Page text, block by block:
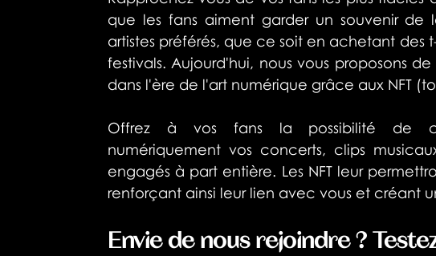
que les fans aiment garder un souvenir de
artistes préférés, que ce soit en achetant des
festivals. Aujourd'hui, nous vous proposons
dans l'ère de l'art numérique grâce aux NFT
Offrez à vos fans la possibilité de
numériquement vos concerts, clips
engagés à part entière. Les NFT leur
renforçant ainsi leur lien avec vous et créant
Envie de nous rejoindre ?